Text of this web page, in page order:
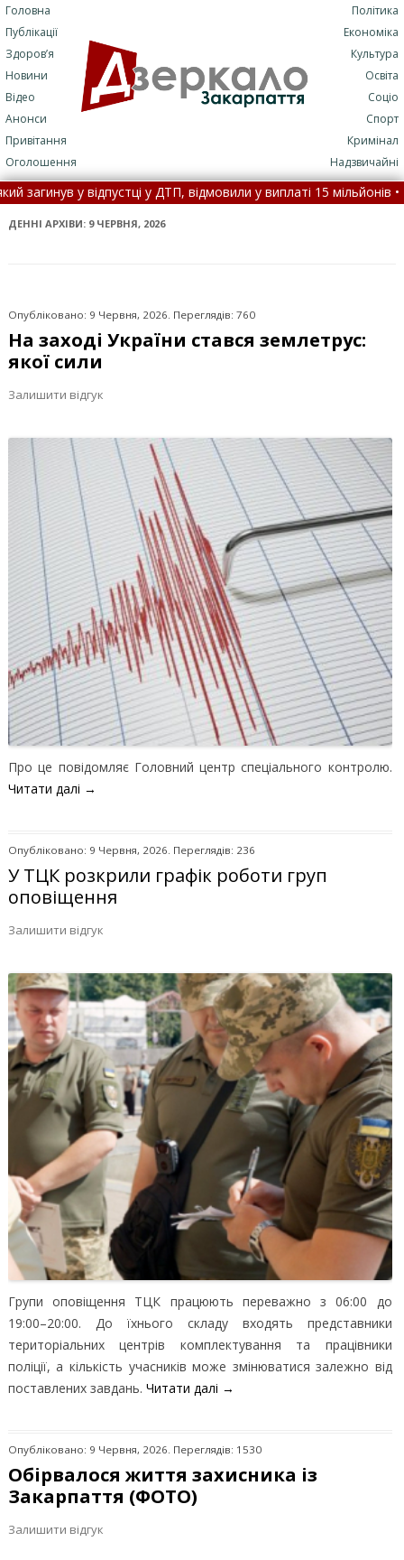
Головна
Публікації
Здоров’я
Новини
Відео
Анонси
Привітання
Оголошення
Політика
Економіка
Культура
Освіта
Соціо
Спорт
Кримінал
Надзвичайні
у ДТП, відмовили у виплаті 15 мільйонів • Поліція з’ясовує
його товариш потонув • 5 серпня: це цікаво знати •
ДЕННІ АРХІВИ: 9 ЧЕРВНЯ, 2026
Опубліковано: 9 Червня, 2026. Переглядів: 760
На заході України стався землетрус:
якої сили
Залишити відгук
Про це повідомляє Головний центр спеціального контролю.
Читати далі →
Опубліковано: 9 Червня, 2026. Переглядів: 236
У ТЦК розкрили графік роботи груп
оповіщення
Залишити відгук
Групи оповіщення ТЦК працюють переважно з 06:00 до
19:00–20:00. До їхнього складу входять представники
територіальних центрів комплектування та працівники
поліції, а кількість учасників може змінюватися залежно від
поставлених завдань. Читати далі →
Опубліковано: 9 Червня, 2026. Переглядів: 1530
Обірвалося життя захисника із
Закарпаття (ФОТО)
Залишити відгук